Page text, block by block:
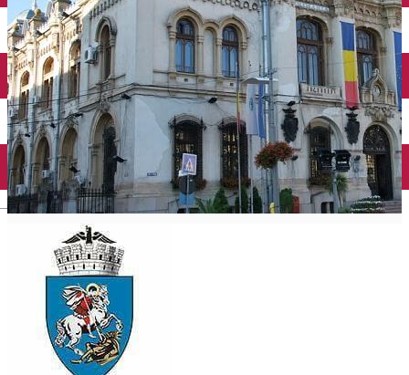
English
Închirieri auto
Închirieri biciclete
Taxi
Încărcare vehicule electrice